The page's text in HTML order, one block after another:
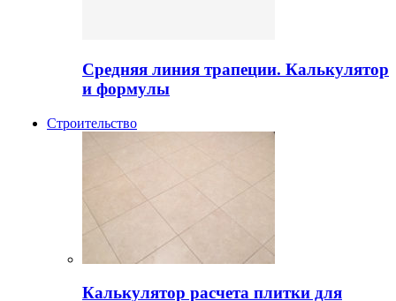
Средняя линия трапеции. Калькулятор
и формулы
Строительство
Калькулятор расчета плитки для